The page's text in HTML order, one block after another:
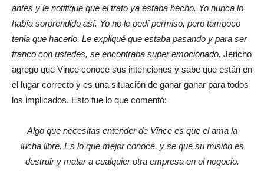
antes y le notifique que el trato ya estaba hecho. Yo nunca lo
había sorprendido así. Yo no le pedí permiso, pero tampoco
tenia que hacerlo. Le expliqué que estaba pasando y para ser
franco con ustedes, se encontraba super emocionado. Jericho
agrego que Vince conoce sus intenciones y sabe que están en
el lugar correcto y es una situación de ganar ganar para todos
los implicados. Esto fue lo que comentó:
Algo que necesitas entender de Vince es que el ama la
lucha libre. Es lo que mejor conoce, y se que su misión es
destruir y matar a cualquier otra empresa en el negocio.